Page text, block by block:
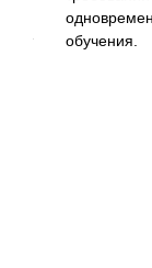
обучения.